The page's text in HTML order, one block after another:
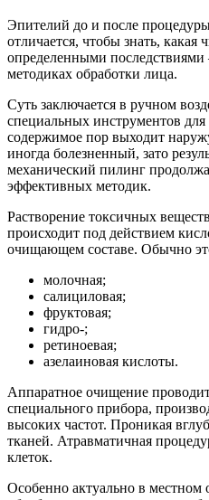
Эпителий до и после
отличается, чтобы знать, какая
определенными последствиями
методиках обработки лица.
Суть заключается в ручном
специальных инструментов
содержимое пор выходит
иногда болезненный, зато
механический пилинг
эффективных методик.
Растворение токсичных
происходит под действием
очищающем составе. Обычно
молочная;
салициловая;
фруктовая;
гидро-;
ретиноевая;
азелаиновая кислоты.
Аппаратное очищение
специального прибора,
высоких частот. Проникая
тканей. Атравматичная
клеток.
Особенно актуально в местном